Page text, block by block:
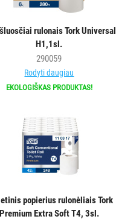
rulonais Tork Universal
H1,1sl.
290059
Rodyti daugiau
EKOLOGIŠKAS PRODUKTAS!
popierius rulonėliais Tork
Extra Soft T4, 3sl.